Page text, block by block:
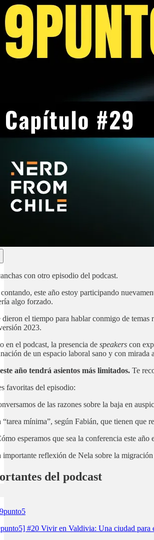
con otro episodio del podcast.
este año estoy participando
algo forzado.
el tiempo para hablar conmigo de
2023.
en el podcast, la presencia de speakers con
de un espacio laboral sano y con mirada
año tendrá asientos más limitados. Te
favoritas del episodio:
de las razones sobre la baja en
mínima”, según Fabián, que tienen que
esperamos que sea la conferencia este año
reflexión de Nela sobre la
del podcast
#20 Vivir en Valdivia: Una ciudad para